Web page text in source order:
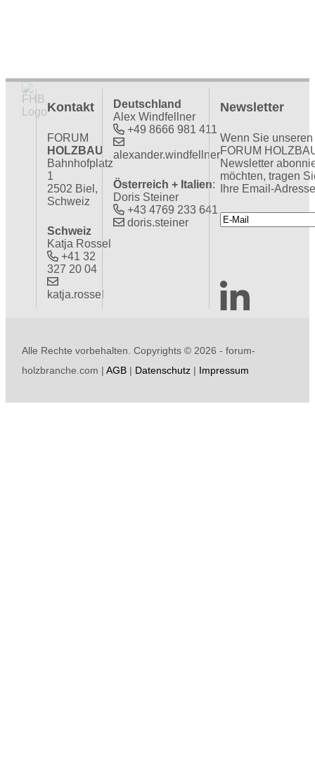
Kontakt
FORUM
HOLZBAU
Bahnhofplatz
1
2502 Biel,
Schweiz
Schweiz
Katja Rossel
+41 32
327 20 04
katja.rossel
Deutschland
Alex Windfellner
+49 8666 981 411
alexander.windfellner
Österreich + Italien:
Doris Steiner
+43 4769 233 641
doris.steiner
Newsletter
Wenn Sie unseren
FORUM
Newsletter
möchten, tragen
Ihre Email-
Alle Rechte vorbehalten. Copyrights © 2026 - forum-
holzbranche.com |AGB | Datenschutz | Impressum